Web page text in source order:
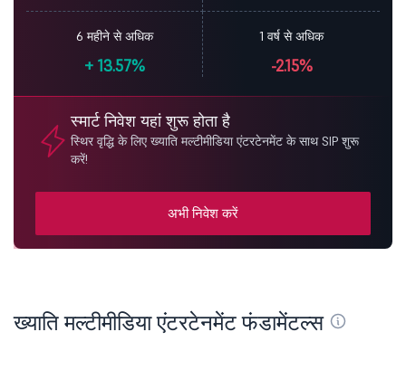
6 महीने से अधिक
+13.57%
1 वर्ष से अधिक
-2.15%
स्मार्ट निवेश यहां शुरू होता है
स्थिर वृद्धि के लिए ख्याति मल्टीमीडिया एंटरटेनमेंट के साथ SIP शुरू
करें!
अभी निवेश करें
ख्याति मल्टीमीडिया एंटरटेनमेंट फंडामेंटल्स